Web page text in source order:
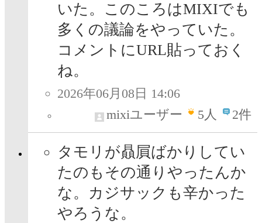
いた。このころはMIXIでも
多くの議論をやっていた。
コメントにURL貼っておく
ね。
2026年06月08日 14:06
mixiユーザー
5人 2件
タモリが贔屓ばかりしてい
たのもその通りやったんか
な。カジサックも辛かった
やろうな。